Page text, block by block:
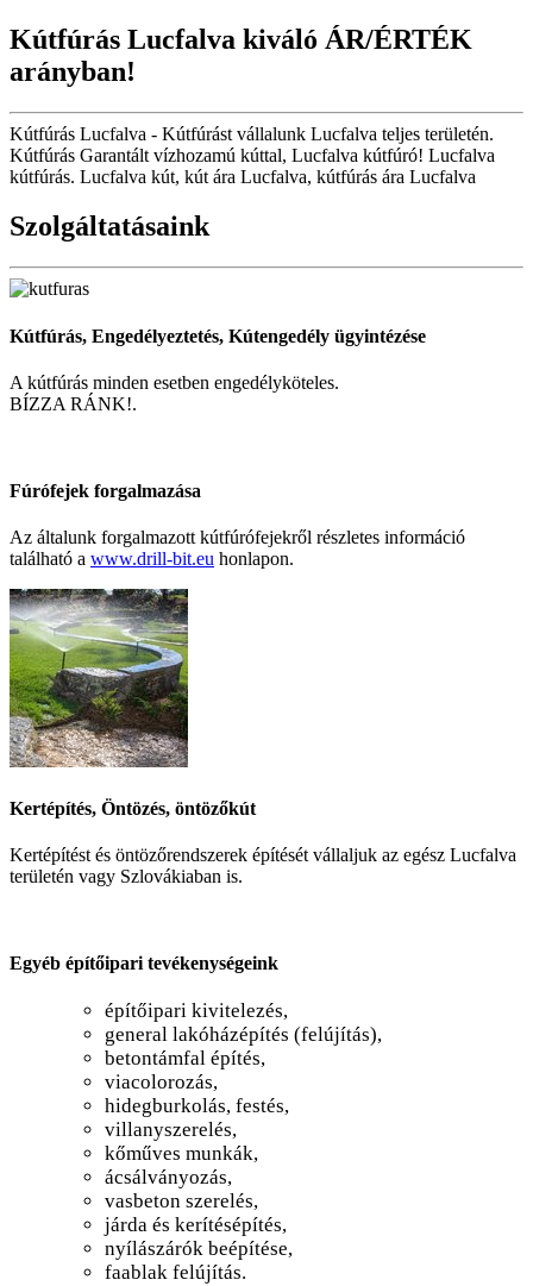
Kútfúrás Lucfalva kiváló ÁR/ÉRTÉK
arányban!
Kútfúrás Lucfalva - Kútfúrást vállalunk Lucfalva teljes területén.
Kútfúrás Garantált vízhozamú kúttal, Lucfalva kútfúró! Lucfalva
kútfúrás. Lucfalva kút, kút ára Lucfalva, kútfúrás ára Lucfalva
Szolgáltatásaink
Kútfúrás, Engedélyeztetés, Kútengedély ügyintézése
A kútfúrás minden esetben engedélyköteles.
BÍZZA RÁNK!.
Fúrófejek forgalmazása
Az általunk forgalmazott kútfúrófejekről részletes információ
található a www.drill-bit.eu honlapon.
Kertépítés, Öntözés, öntözőkút
Kertépítést és öntözőrendszerek építését vállaljuk az egész Lucfalva
területén vagy Szlovákiaban is.
Egyéb építőipari tevékenységeink
építőipari kivitelezés,
general lakóházépítés (felújítás),
betontámfal építés,
viacolorozás,
hidegburkolás, festés,
villanyszerelés,
kőműves munkák,
ácsálványozás,
vasbeton szerelés,
járda és kerítésépítés,
nyílászárók beépítése,
faablak felújítás.